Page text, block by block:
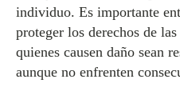
individuo. Es importante
proteger los derechos de
quienes causen daño sean
aunque no enfrenten